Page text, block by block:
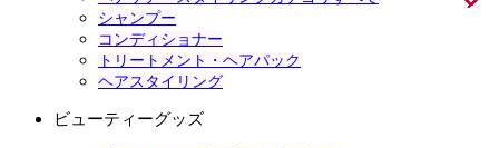
シャンプー
コンディショナー
トリートメント・ヘアパック
ヘアスタイリング
ビューティーグッズ